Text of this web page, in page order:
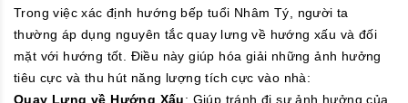
Trong việc xác định hướng bếp tuổi Nhâm Tý, người ta
thường áp dụng nguyên tắc quay lưng về hướng xấu và đối
mặt với hướng tốt. Điều này giúp hóa giải những ảnh hưởng
tiêu cực và thu hút năng lượng tích cực vào nhà:
Quay Lưng về Hướng Xấu: Giúp tránh đi sự ảnh hưởng của